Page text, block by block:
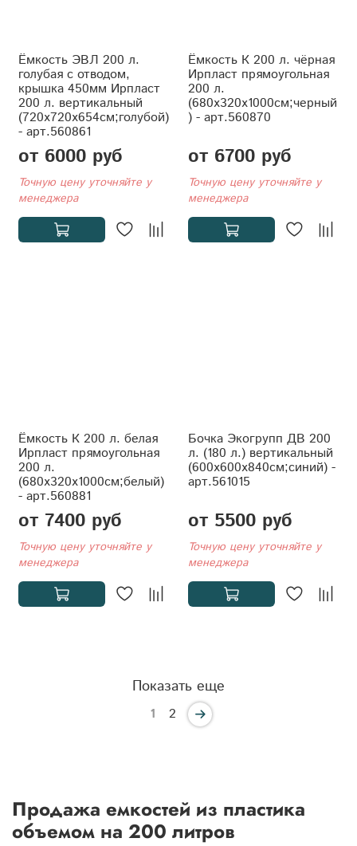
Ёмкость ЭВЛ 200 л.
голубая с отводом,
крышка 450мм Ирпласт
200 л. вертикальный
(720x720x654см;голубой)
- арт.560861
от 6000 руб
Точную цену уточняйте у
менеджера
Ёмкость К 200 л. чёрная
Ирпласт прямоугольная
200 л.
(680x320x1000см;черный
) - арт.560870
от 6700 руб
Точную цену уточняйте у
менеджера
Ёмкость К 200 л. белая
Ирпласт прямоугольная
200 л.
(680x320x1000см;белый)
- арт.560881
от 7400 руб
Точную цену уточняйте у
менеджера
Бочка Экогрупп ДВ 200
л. (180 л.) вертикальный
(600x600x840см;синий) -
арт.561015
от 5500 руб
Точную цену уточняйте у
менеджера
Показать еще
1 2
Продажа емкостей из пластика
объемом на 200 литров